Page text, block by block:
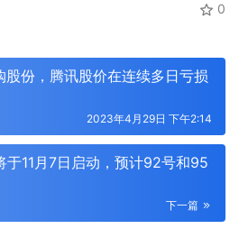
0
股份，腾讯股价在连续多日亏损
2023年4月29日 下午2:14
于11月7日启动，预计92号和95
下一篇